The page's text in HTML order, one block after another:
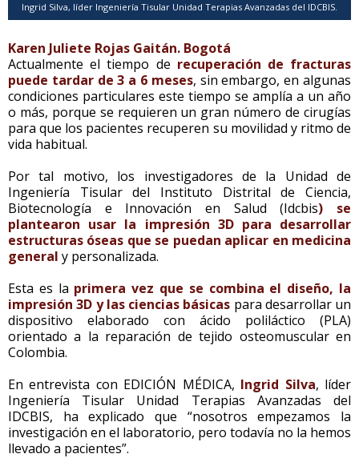
Ingrid Silva, líder Ingeniería Tisular Unidad Terapias Avanzadas del IDCBIS.
Karen Juliete Rojas Gaitán. Bogotá
Actualmente el tiempo de recuperación de fracturas
puede tardar de 3 a 6 meses, sin embargo, en algunas
condiciones particulares este tiempo se amplía a un año
o más, porque se requieren un gran número de cirugías
para que los pacientes recuperen su movilidad y ritmo de
vida habitual.
Por tal motivo, los investigadores de la Unidad de
Ingeniería Tisular del Instituto Distrital de Ciencia,
Biotecnología e Innovación en Salud (Idcbis) se
plantearon usar la impresión 3D para desarrollar
estructuras óseas que se puedan aplicar en medicina
general y personalizada.
Esta es la primera vez que se combina el diseño, la
impresión 3D y las ciencias básicas para desarrollar un
dispositivo elaborado con ácido poliláctico (PLA)
orientado a la reparación de tejido osteomuscular en
Colombia.
En entrevista con EDICIÓN MÉDICA, Ingrid Silva, líder
Ingeniería Tisular Unidad Terapias Avanzadas del
IDCBIS, ha explicado que “nosotros empezamos la
investigación en el laboratorio, pero todavía no la hemos
llevado a pacientes”.